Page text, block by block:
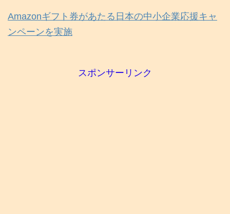
Amazonギフト券があたる日本の中小企業応援キャ
ンペーンを実施
スポンサーリンク